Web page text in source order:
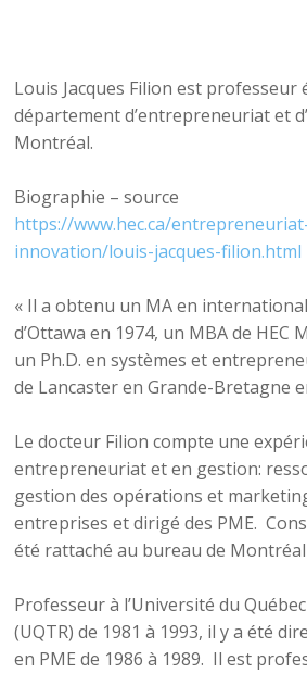
Louis Jacques Filion est professeur
département d’entrepreneuriat et
Montréal.
Biographie – source
https://www.hec.ca/
innovation/louis-jacques-filion.html
« Il a obtenu un MA en
d’Ottawa en 1974, un MBA de HEC
un Ph.D. en systèmes et
de Lancaster en Grande-Bretagne
Le docteur Filion compte une
entrepreneuriat et en gestion:
gestion des opérations et
entreprises et dirigé des PME.
été rattaché au bureau de
Professeur à l’Université du
(UQTR) de 1981 à 1993, il y a été
en PME de 1986 à 1989. Il est